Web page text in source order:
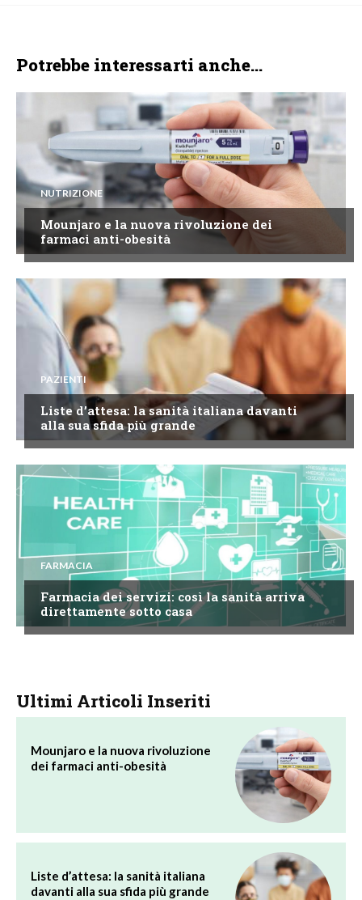
Potrebbe interessarti anche...
NUTRIZIONE
Mounjaro e la nuova rivoluzione dei
farmaci anti-obesità
PAZIENTI
Liste d’attesa: la sanità italiana davanti
alla sua sfida più grande
FARMACIA
Farmacia dei servizi: così la sanità arriva
direttamente sotto casa
Ultimi Articoli Inseriti
Mounjaro e la nuova rivoluzione
dei farmaci anti-obesità
Liste d’attesa: la sanità italiana
davanti alla sua sfida più grande